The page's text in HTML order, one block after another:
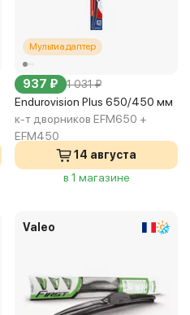
Мультиадаптер
937 ₽ 1 031 ₽
Endurovision Plus 650/450 мм
к-т дворников EFM650 +
EFM450
14 августа
в 1 магазине
Valeo